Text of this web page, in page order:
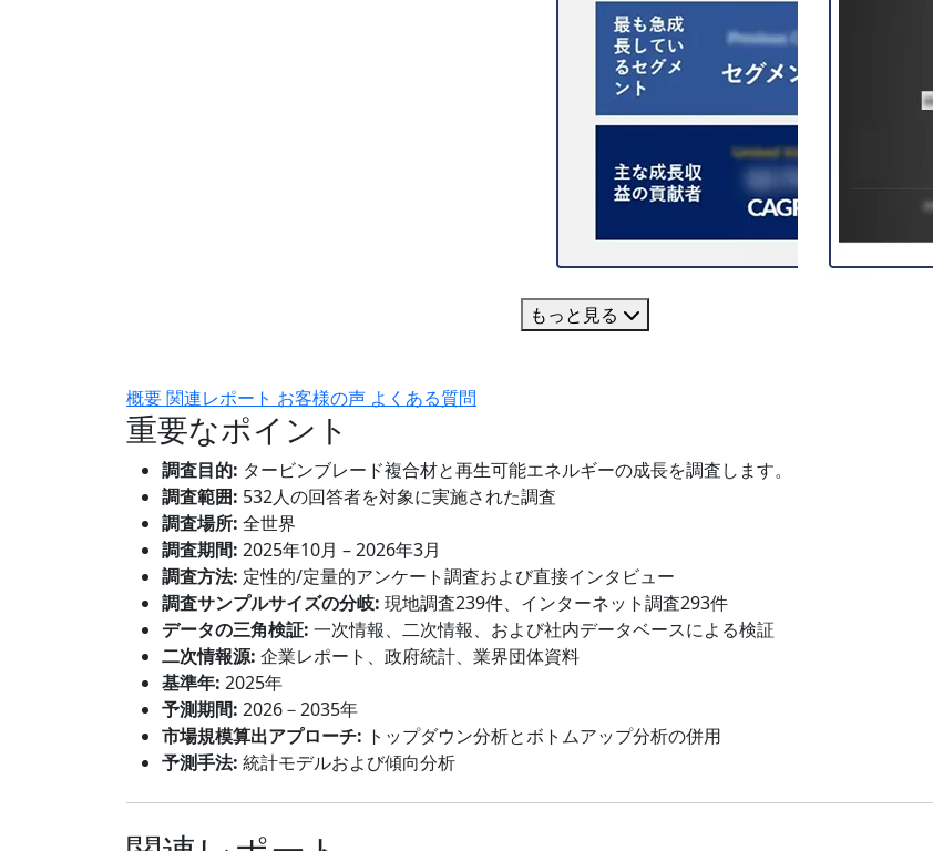
もっと見る
概要関連レポート お客様の声 よくある質問
重要なポイント
調査目的: タービンブレード複合材と再生可能エネルギーの成長を調査します。
調査範囲: 532人の回答者を対象に実施された調査
調査場所: 全世界
調査期間: 2025年10月 – 2026年3月
調査方法: 定性的/定量的アンケート調査および直接インタビュー
調査サンプルサイズの分岐: 現地調査239件、インターネット調査293件
データの三角検証: 一次情報、二次情報、および社内データベースによる検証
二次情報源: 企業レポート、政府統計、業界団体資料
基準年: 2025年
予測期間: 2026－2035年
市場規模算出アプローチ: トップダウン分析とボトムアップ分析の併用
予測手法: 統計モデルおよび傾向分析